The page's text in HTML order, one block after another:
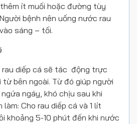
ít muối hoặc đường tùy
bệnh nên uống nước rau
sáng – tối.
rau diếp cá sẽ tác động trực
bên ngoài. Từ đó giúp người
ngáy, khó chịu sau khi
Cho rau diếp cá và 1 lít
khoảng 5-10 phút đến khi nước